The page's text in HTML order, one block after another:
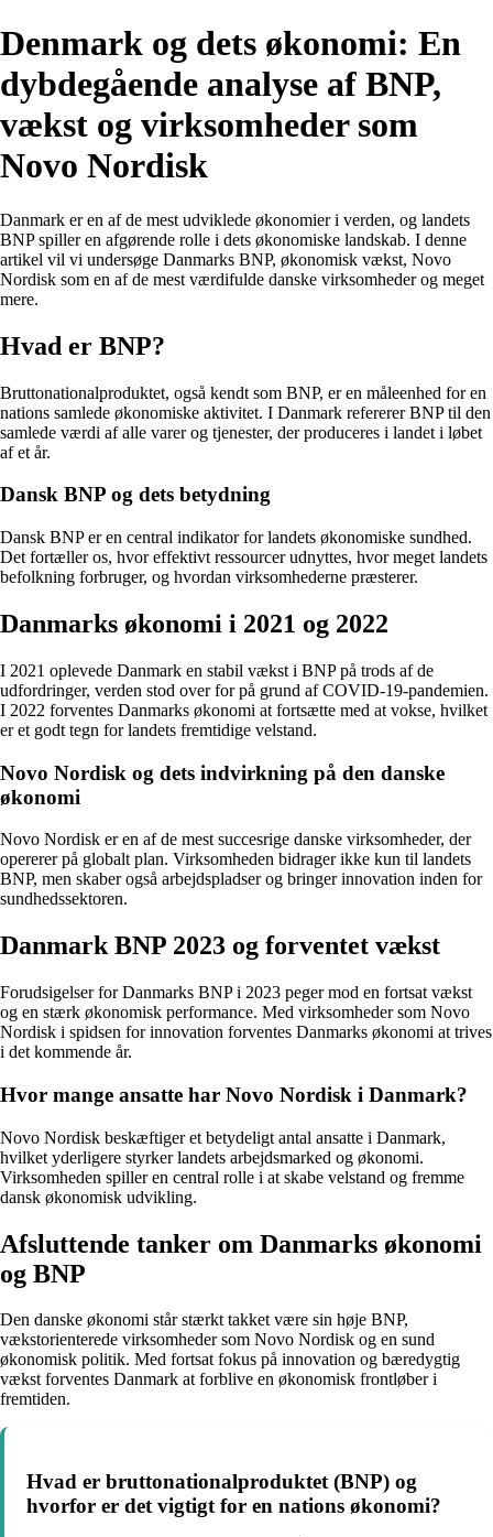
Denmark og dets økonomi: En
dybdegående analyse af BNP,
vækst og virksomheder som
Novo Nordisk
Danmark er en af de mest udviklede økonomier i verden, og landets
BNP spiller en afgørende rolle i dets økonomiske landskab. I denne
artikel vil vi undersøge Danmarks BNP, økonomisk vækst, Novo
Nordisk som en af de mest værdifulde danske virksomheder og meget
mere.
Hvad er BNP?
Bruttonationalproduktet, også kendt som BNP, er en måleenhed for en
nations samlede økonomiske aktivitet. I Danmark refererer BNP til den
samlede værdi af alle varer og tjenester, der produceres i landet i løbet
af et år.
Dansk BNP og dets betydning
Dansk BNP er en central indikator for landets økonomiske sundhed.
Det fortæller os, hvor effektivt ressourcer udnyttes, hvor meget landets
befolkning forbruger, og hvordan virksomhederne præsterer.
Danmarks økonomi i 2021 og 2022
I 2021 oplevede Danmark en stabil vækst i BNP på trods af de
udfordringer, verden stod over for på grund af COVID-19-pandemien.
I 2022 forventes Danmarks økonomi at fortsætte med at vokse, hvilket
er et godt tegn for landets fremtidige velstand.
Novo Nordisk og dets indvirkning på den danske
økonomi
Novo Nordisk er en af de mest succesrige danske virksomheder, der
opererer på globalt plan. Virksomheden bidrager ikke kun til landets
BNP, men skaber også arbejdspladser og bringer innovation inden for
sundhedssektoren.
Danmark BNP 2023 og forventet vækst
Forudsigelser for Danmarks BNP i 2023 peger mod en fortsat vækst
og en stærk økonomisk performance. Med virksomheder som Novo
Nordisk i spidsen for innovation forventes Danmarks økonomi at trives
i det kommende år.
Hvor mange ansatte har Novo Nordisk i Danmark?
Novo Nordisk beskæftiger et betydeligt antal ansatte i Danmark,
hvilket yderligere styrker landets arbejdsmarked og økonomi.
Virksomheden spiller en central rolle i at skabe velstand og fremme
dansk økonomisk udvikling.
Afsluttende tanker om Danmarks økonomi
og BNP
Den danske økonomi står stærkt takket være sin høje BNP,
vækstorienterede virksomheder som Novo Nordisk og en sund
økonomisk politik. Med fortsat fokus på innovation og bæredygtig
vækst forventes Danmark at forblive en økonomisk frontløber i
fremtiden.
Hvad er bruttonationalproduktet (BNP) og
hvorfor er det vigtigt for en nations økonomi?